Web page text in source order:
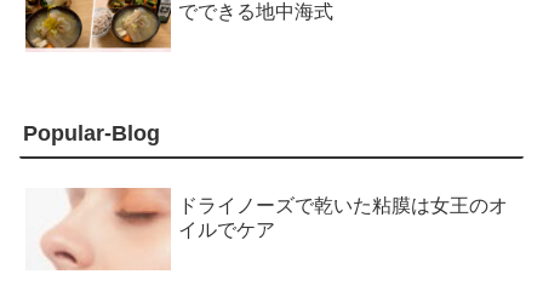
でできる地中海式
Popular-Blog
ドライノーズで乾いた粘膜は女王のオ
イルでケア